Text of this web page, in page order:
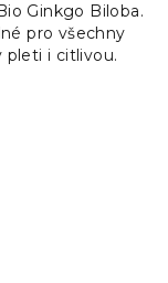
Ginkgo Biloba.
pro všechny
pleti i citlivou.